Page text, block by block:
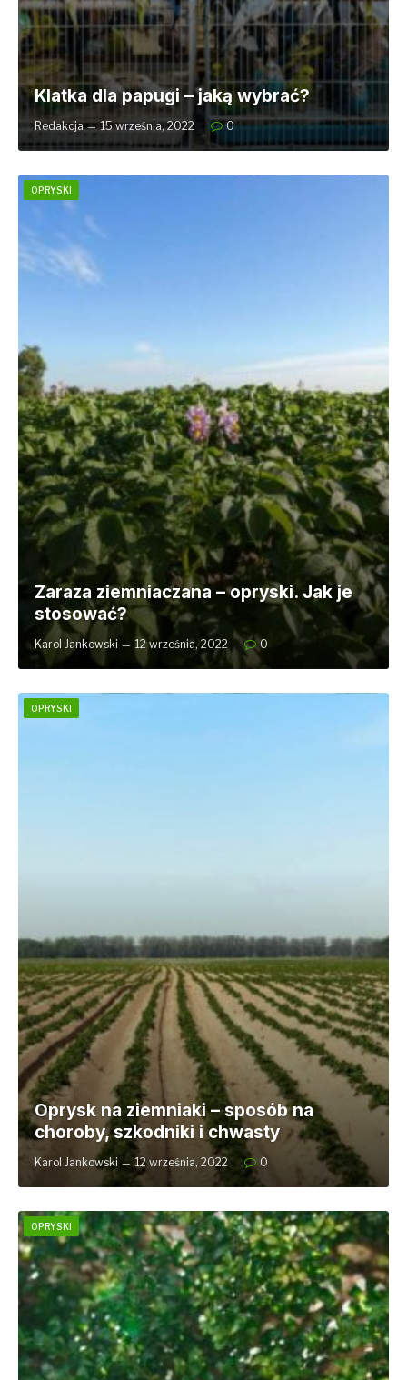
Klatka dla papugi – jaką wybrać?
Redakcja 15 września, 2022 0
OPRYSKI
Zaraza ziemniaczana – opryski. Jak je
stosować?
Karol Jankowski 12 września, 2022 0
OPRYSKI
Oprysk na ziemniaki – sposób na
choroby, szkodniki i chwasty
Karol Jankowski 12 września, 2022 0
OPRYSKI